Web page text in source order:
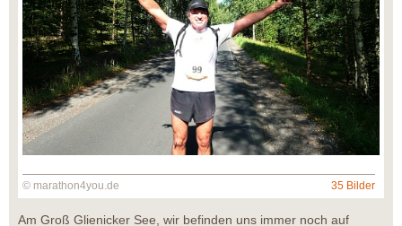
© marathon4you.de 35 Bilder
Am Groß Glienicker See, wir befinden uns immer noch auf